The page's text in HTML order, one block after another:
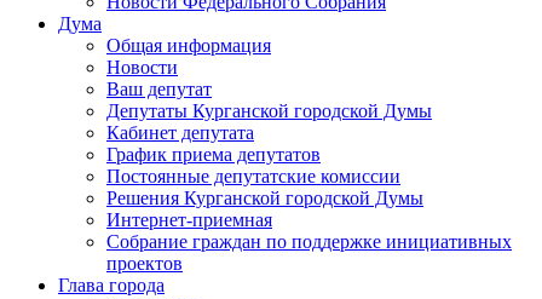
Дума
Общая информация
Новости
Ваш депутат
Депутаты Курганской городской Думы
Кабинет депутата
График приема депутатов
Постоянные депутатские комиссии
Решения Курганской городской Думы
Интернет-приемная
Собрание граждан по поддержке инициативных
проектов
Глава города